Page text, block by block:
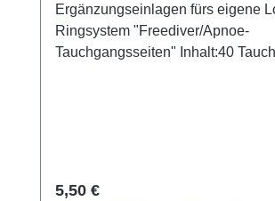
Ergänzungseinlagen fürs eigene
Ringsystem "Freediver/Apnoe-
Tauchgangsseiten" Inhalt:40
Regulärer Preis:
5,50 €